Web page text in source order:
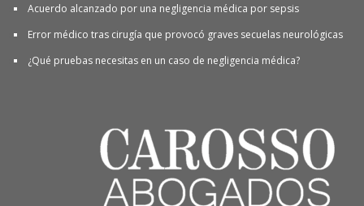
Acuerdo alcanzado por una negligencia médica por sepsis
Error médico tras cirugía que provocó graves secuelas neurológicas
¿Qué pruebas necesitas en un caso de negligencia médica?